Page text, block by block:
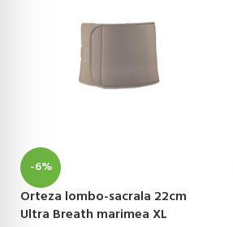
-6%
Orteza lombo-sacrala 22cm
Ultra Breath marimea XL